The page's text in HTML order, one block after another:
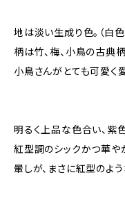
地は淡い生成り色。（白色
柄は竹、梅、小鳥の古典柄
小鳥さんがとても可愛く
明るく上品な色合い、紫
紅型調のシックかつ華や
暈しが、まさに紅型のよう